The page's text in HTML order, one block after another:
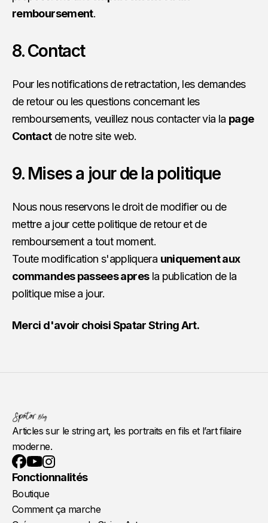
remboursement.
8. Contact
Pour les notifications de retractation, les demandes
de retour ou les questions concernant les
remboursements, veuillez nous contacter via la page
Contactde notre site web.
9. Mises a jour de la politique
Nous nous reservons le droit de modifier ou de
mettre a jour cette politique de retour et de
remboursement a tout moment.
Toute modification s'appliquera uniquement aux
commandes passees apresla publication de la
politique mise a jour.
Merci d'avoir choisi Spatar String Art.
Articles sur le string art, les portraits en fils et l’art filaire
moderne.
Facebook
YouTube
Instagram
Fonctionnalités
Boutique
Comment ça marche